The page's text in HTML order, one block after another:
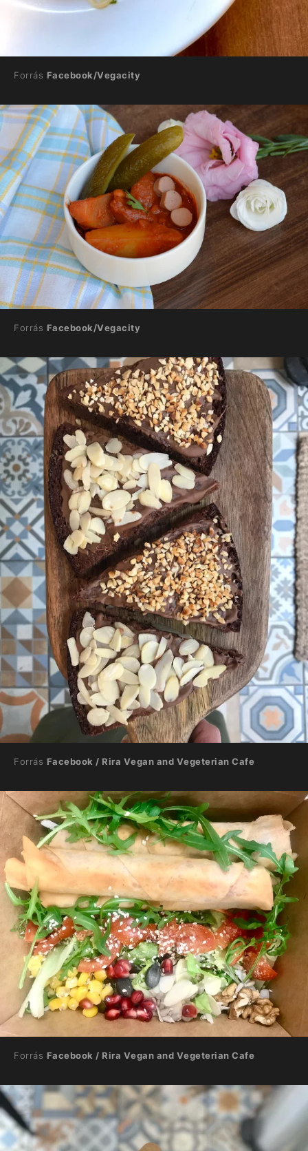
Forrás Facebook/Vegacity
Forrás Facebook/Vegacity
Forrás Facebook / Rira Vegan and Vegeterian Cafe
Forrás Facebook / Rira Vegan and Vegeterian Cafe